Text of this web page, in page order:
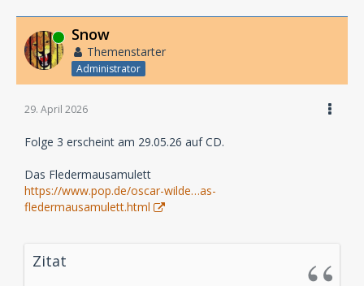
Online Snow
Themenstarter
Administrator
29. April 2026
Folge 3 erscheint am 29.05.26 auf CD.
Das Fledermausamulett
https://www.pop.de/oscar-wilde…as-
fledermausamulett.html
Zitat